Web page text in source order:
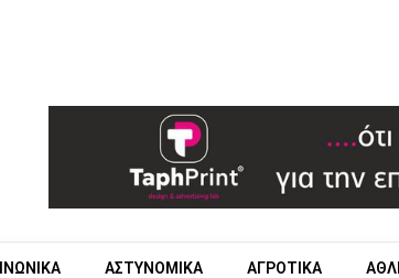
ΑΣΤΥΝΟΜΙΚΑ ΑΓΡΟΤΙΚΑ